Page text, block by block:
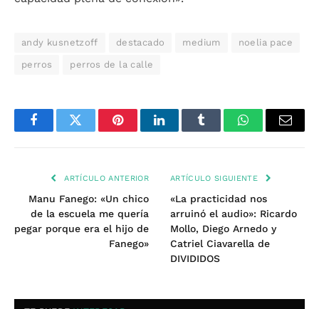
andy kusnetzoff destacado medium noelia pace
perros perros de la calle
FacebookTwitter PinterestLinkedInTumblr WhatsAppEmail
ARTÍCULO ANTERIOR
Manu Fanego: «Un chico
de la escuela me quería
pegar porque era el hijo de
Fanego»
ARTÍCULO SIGUIENTE
«La practicidad nos
arruinó el audio»: Ricardo
Mollo, Diego Arnedo y
Catriel Ciavarella de
DIVIDIDOS